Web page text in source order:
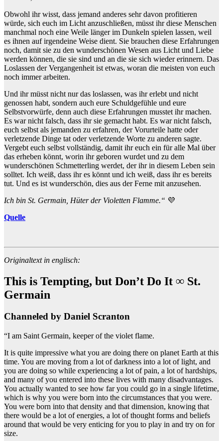
Obwohl ihr wisst, dass jemand anderes sehr davon profitieren
würde, sich euch im Licht anzuschließen, müsst ihr diese Menschen
manchmal noch eine Weile länger im Dunkeln spielen lassen, weil
es ihnen auf irgendeine Weise dient. Sie brauchen diese Erfahrungen
noch, damit sie zu den wunderschönen Wesen aus Licht und Liebe
werden können, die sie sind und an die sie sich wieder erinnern. Das
Loslassen der Vergangenheit ist etwas, woran die meisten von euch
noch immer arbeiten.
Und ihr müsst nicht nur das loslassen, was ihr erlebt und nicht
genossen habt, sondern auch eure Schuldgefühle und eure
Selbstvorwürfe, denn auch diese Erfahrungen musstet ihr machen.
Es war nicht falsch, dass ihr sie gemacht habt. Es war nicht falsch,
euch selbst als jemanden zu erfahren, der Vorurteile hatte oder
verletzende Dinge tat oder verletzende Worte zu anderen sagte.
Vergebt euch selbst vollständig, damit ihr euch ein für alle Mal über
das erheben könnt, worin ihr geboren wurdet und zu dem
wunderschönen Schmetterling werdet, der ihr in diesem Leben sein
solltet. Ich weiß, dass ihr es könnt und ich weiß, dass ihr es bereits
tut. Und es ist wunderschön, dies aus der Ferne mit anzusehen.
Ich bin St. Germain, Hüter der Violetten Flamme.“ 💜
Quelle
Originaltext in englisch:
This is Tempting, but Don’t Do It ∞ St.
Germain
Channeled by Daniel Scranton
“I am Saint Germain, keeper of the violet flame.
It is quite impressive what you are doing there on planet Earth at this
time. You are moving from a lot of darkness into a lot of light, and
you are doing so while experiencing a lot of pain, a lot of hardships,
and many of you entered into these lives with many disadvantages.
You actually wanted to see how far you could go in a single lifetime,
which is why you were born into the circumstances that you were.
You were born into that density and that dimension, knowing that
there would be a lot of energies, a lot of thought forms and beliefs
around that would be very enticing for you to play in and try on for
size.